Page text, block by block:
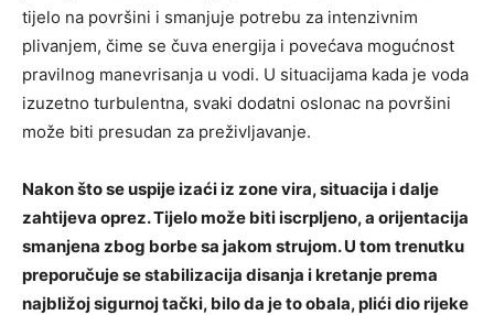
tijelo na površini i smanjuje potrebu za intenzivnim
plivanjem, čime se čuva energija i povećava mogućnost
pravilnog manevrisanja u vodi. U situacijama kada je voda
izuzetno turbulentna, svaki dodatni oslonac na površini
može biti presudan za preživljavanje.
Nakon što se uspije izaći iz zone vira, situacija i dalje
zahtijeva oprez. Tijelo može biti iscrpljeno, a orijentacija
smanjena zbog borbe sa jakom strujom. U tom trenutku
preporučuje se stabilizacija disanja i kretanje prema
najbližoj sigurnoj tački, bilo da je to obala, plići dio rijeke